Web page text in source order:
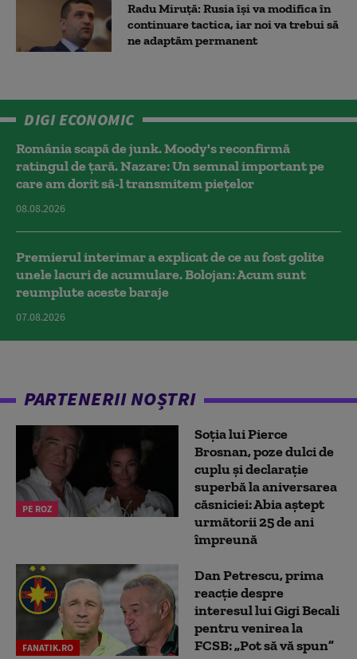
Radu Miruță: Rusia își va modifica în
continuare tactica, iar noi va trebui să
ne adaptăm permanent
DIGI ECONOMIC
România scapă de junk. Moody's reconfirmă
ratingul de țară. Nazare: Un semnal important pe
care am dorit să-l transmitem piețelor
08.08.2026
Premierul interimar a explicat de ce au fost golite
unele lacuri de acumulare. Bolojan: Acum sunt
reumplute aceste baraje
07.08.2026
PARTENERII NOȘTRI
PE ROZ
Soția lui Pierce
Brosnan, poze dulci de
cuplu și declarație
superbă la aniversarea
căsniciei: Abia aștept
următorii 25 de ani
împreună
FANATIK.RO
Dan Petrescu, prima
reacție despre
interesul lui Gigi Becali
pentru venirea la
FCSB: „Pot să vă spun”